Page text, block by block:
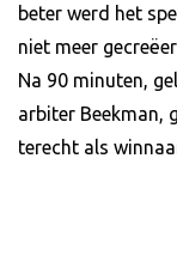
beter werd het
niet meer
Na 90 minuten,
arbiter Beekman,
terecht als